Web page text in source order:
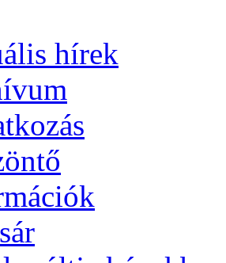
hírek